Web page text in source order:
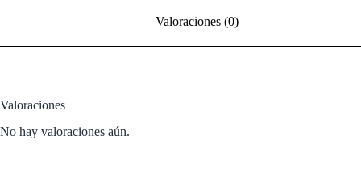
Valoraciones (0)
Valoraciones
No hay valoraciones aún.